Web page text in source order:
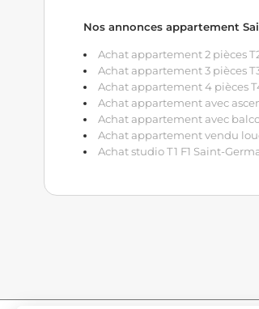
Nos annonces appartement
Achat appartement 2 pièces
Achat appartement 3 pièces
Achat appartement 4 pièces
Achat appartement avec
Achat appartement avec
Achat appartement vendu
Achat studio T1 F1 Saint-